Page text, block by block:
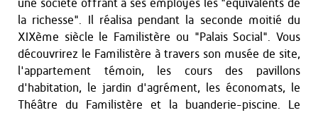
une société offrant à ses employés les "équivalents de
la richesse". Il réalisa pendant la seconde moitié du
XIXème siècle le Familistère ou "Palais Social". Vous
découvrirez le Familistère à travers son musée de site,
l'appartement témoin, les cours des pavillons
d'habitation, le jardin d'agrément, les économats, le
Théâtre du Familistère et la buanderie-piscine. Le